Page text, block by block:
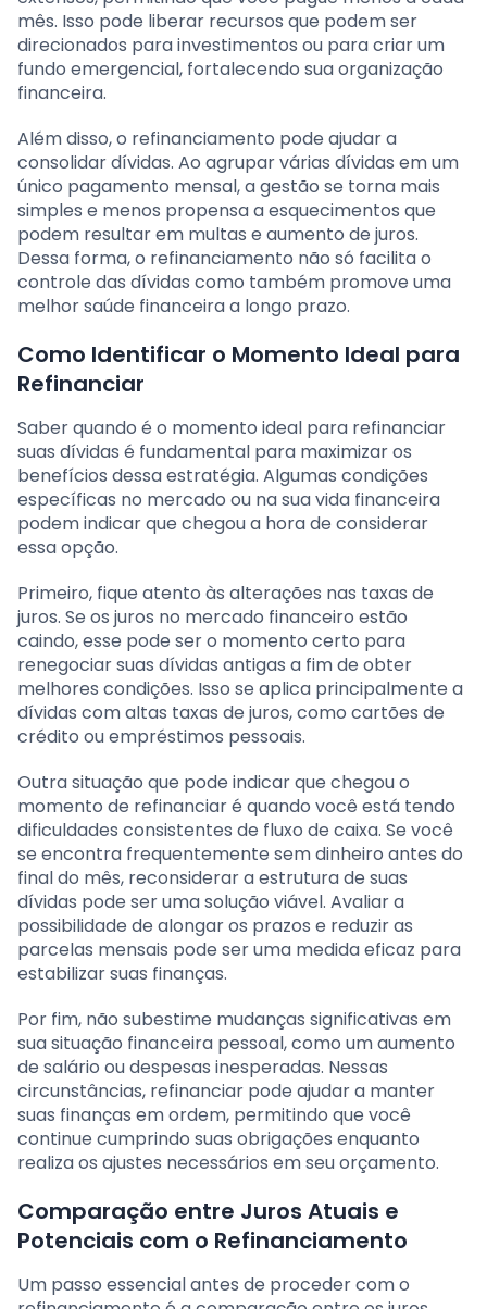
mês. Isso pode liberar recursos que podem ser
direcionados para investimentos ou para criar um
fundo emergencial, fortalecendo sua organização
financeira.
Além disso, o refinanciamento pode ajudar a
consolidar dívidas. Ao agrupar várias dívidas em um
único pagamento mensal, a gestão se torna mais
simples e menos propensa a esquecimentos que
podem resultar em multas e aumento de juros.
Dessa forma, o refinanciamento não só facilita o
controle das dívidas como também promove uma
melhor saúde financeira a longo prazo.
Como Identificar o Momento Ideal para
Refinanciar
Saber quando é o momento ideal para refinanciar
suas dívidas é fundamental para maximizar os
benefícios dessa estratégia. Algumas condições
específicas no mercado ou na sua vida financeira
podem indicar que chegou a hora de considerar
essa opção.
Primeiro, fique atento às alterações nas taxas de
juros. Se os juros no mercado financeiro estão
caindo, esse pode ser o momento certo para
renegociar suas dívidas antigas a fim de obter
melhores condições. Isso se aplica principalmente a
dívidas com altas taxas de juros, como cartões de
crédito ou empréstimos pessoais.
Outra situação que pode indicar que chegou o
momento de refinanciar é quando você está tendo
dificuldades consistentes de fluxo de caixa. Se você
se encontra frequentemente sem dinheiro antes do
final do mês, reconsiderar a estrutura de suas
dívidas pode ser uma solução viável. Avaliar a
possibilidade de alongar os prazos e reduzir as
parcelas mensais pode ser uma medida eficaz para
estabilizar suas finanças.
Por fim, não subestime mudanças significativas em
sua situação financeira pessoal, como um aumento
de salário ou despesas inesperadas. Nessas
circunstâncias, refinanciar pode ajudar a manter
suas finanças em ordem, permitindo que você
continue cumprindo suas obrigações enquanto
realiza os ajustes necessários em seu orçamento.
Comparação entre Juros Atuais e
Potenciais com o Refinanciamento
Um passo essencial antes de proceder com o